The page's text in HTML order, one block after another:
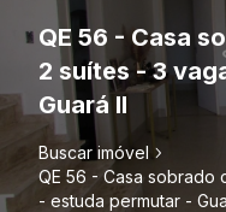
QE 56 - Casa
2 suítes - 3
Guará II
Buscar imóvel
QE 56 - Casa sobrado
- estuda permutar -